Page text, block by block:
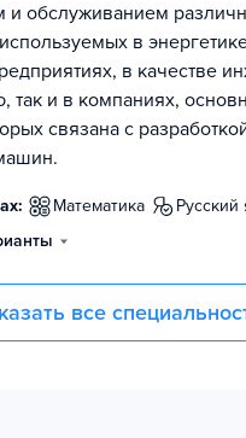
и обслуживанием
в
в качестве
так и в компаниях,
связана с
математика
все